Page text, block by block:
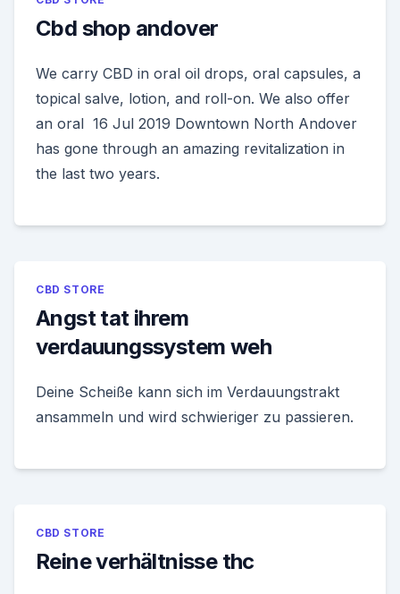
Cbd shop andover
We carry CBD in oral oil drops, oral capsules, a
topical salve, lotion, and roll-on. We also offer
an oral 16 Jul 2019 Downtown North Andover
has gone through an amazing revitalization in
the last two years.
CBD STORE
Angst tat ihrem
verdauungssystem weh
Deine Scheiße kann sich im Verdauungstrakt
ansammeln und wird schwieriger zu passieren.
CBD STORE
Reine verhältnisse thc